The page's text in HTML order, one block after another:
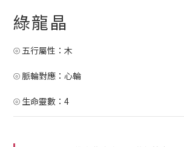
綠龍晶
⦾ 五行屬性：木
⦾ 脈輪對應：心輪
⦾ 生命靈數：4